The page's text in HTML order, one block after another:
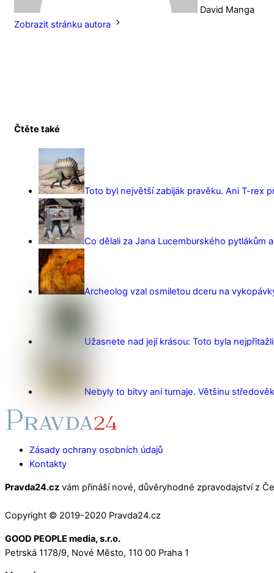
David Manga
Zobrazit stránku autora
Čtěte také
Toto byl největší zabiják pravěku. Ani T-rex
Co dělali za Jana Lucemburského pytlákům
Archeolog vzal osmiletou dceru na
Užasnete nad její krásou: Toto byla
Nebyly to bitvy ani turnaje. Většinu
Zásady ochrany osobních údajů
Kontakty
Pravda24.cz vám přináší nové, důvěryhodné zpravodajství z
Copyright © 2019-2020 Pravda24.cz
GOOD PEOPLE media, s.r.o.
Petrská 1178/9, Nové Město, 110 00 Praha 1